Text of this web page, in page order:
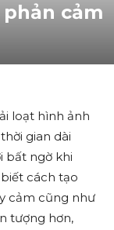
cảm
loạt hình ảnh
gian dài
bất ngờ khi
cách tạo
cảm cũng như
tượng hơn,